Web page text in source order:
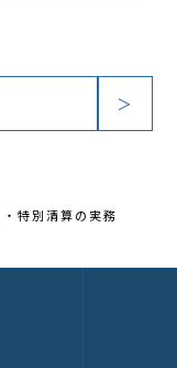
＞
特別清算の実務